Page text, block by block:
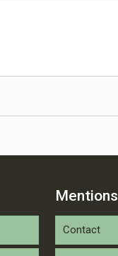
Mentions
Contact